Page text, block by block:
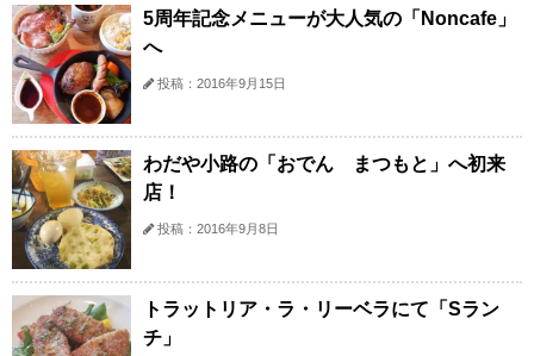
5周年記念メニューが大人気の「Noncafe」
へ
投稿：2016年9月15日
わだや小路の「おでん まつもと」へ初来
店！
投稿：2016年9月8日
トラットリア・ラ・リーベラにて「Sラン
チ」